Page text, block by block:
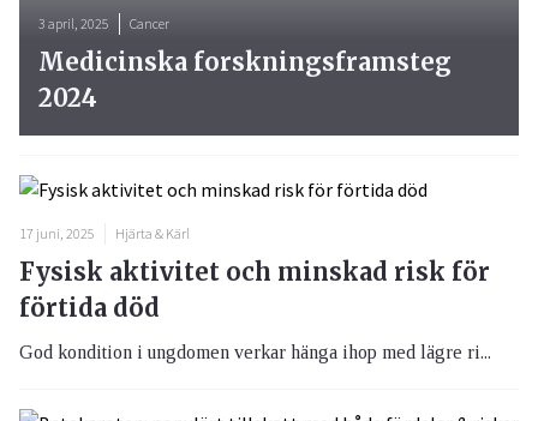
17 juni, 2025 Hjärta & Kärl
Fysisk aktivitet och minskad risk för
förtida död
God kondition i ungdomen verkar hänga ihop med lägre ri...
3 april, 2025 Cancer
Medicinska forskningsframsteg
2024